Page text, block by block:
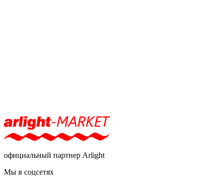
официальный партнер Arlight
Мы в соцсетях